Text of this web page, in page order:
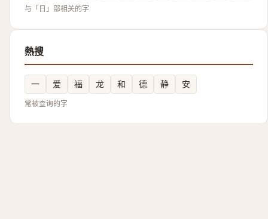
与「日」部相关的字
熱搜
一 爱 福 龙 和 德 静 安
常被查询的字